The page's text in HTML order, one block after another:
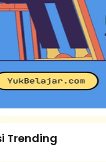
Trending